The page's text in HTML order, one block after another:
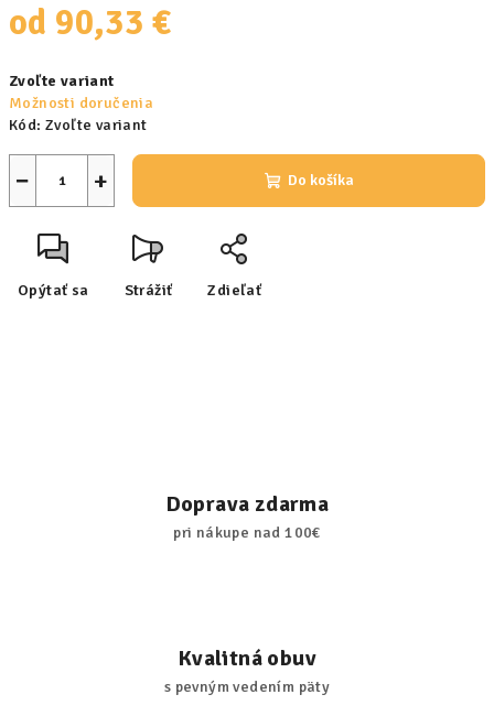
od 90,33 €
cena:
Zvoľte variant
Možnosti doručenia
Kód: Zvoľte variant
+
− Do košíka
Opýtať sa Strážiť Zdieľať
Doprava zdarma
pri nákupe nad 100€
Kvalitná obuv
s pevným vedením päty